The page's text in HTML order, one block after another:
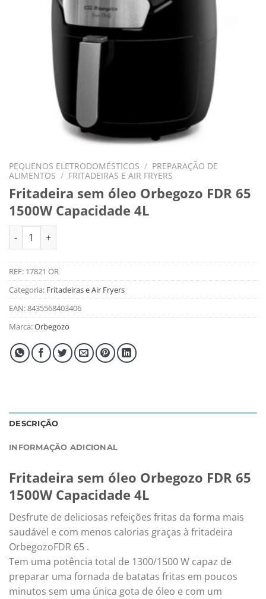
PEQUENOS ELETRODOMÉSTICOS / PREPARAÇÃO DE
ALIMENTOS / FRITADEIRAS E AIR FRYERS
Fritadeira sem óleo Orbegozo FDR 65
1500W Capacidade 4L
Quantidade de Fritadeira sem óleo Orbegozo FDR 65 1500W
REF: 17821 OR
Categoria: Fritadeiras e Air Fryers
EAN:8435568403406
Marca:Orbegozo
DESCRIÇÃO
INFORMAÇÃO ADICIONAL
Fritadeira sem óleo Orbegozo FDR 65
1500W Capacidade 4L
Desfrute de deliciosas refeições fritas da forma mais
saudável e com menos calorias graças à fritadeira
OrbegozoFDR 65 .
Tem uma potência total de 1300/1500 W capaz de
preparar uma fornada de batatas fritas em poucos
minutos sem uma única gota de óleo e com um